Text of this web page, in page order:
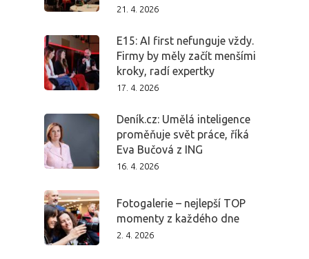
21. 4. 2026
E15: AI first nefunguje vždy.
Firmy by měly začít menšími
kroky, radí expertky
17. 4. 2026
Deník.cz: Umělá inteligence
proměňuje svět práce, říká
Eva Bučová z ING
16. 4. 2026
Fotogalerie – nejlepší TOP
momenty z každého dne
2. 4. 2026